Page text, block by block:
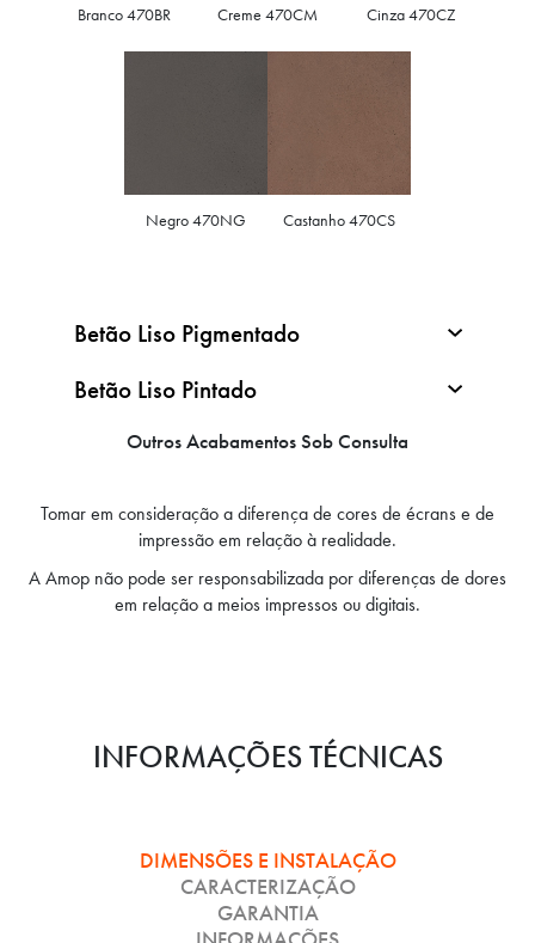
Branco 470BR Creme 470CM Cinza 470CZ
Negro 470NG Castanho 470CS
Betão Liso Pigmentado
Betão Liso Pintado
Outros Acabamentos Sob Consulta
Tomar em consideração a diferença de cores de écrans e de
impressão em relação à realidade.
A Amop não pode ser responsabilizada por diferenças de dores
em relação a meios impressos ou digitais.
INFORMAÇÕES TÉCNICAS
DIMENSÕES E INSTALAÇÃO
CARACTERIZAÇÃO
GARANTIA